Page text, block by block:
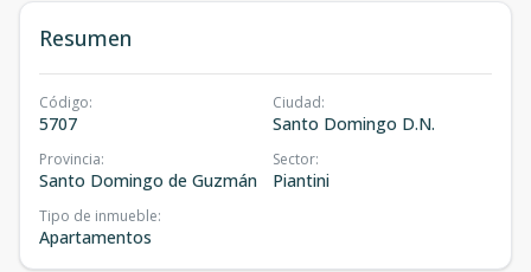
Resumen
Código:
5707
Ciudad:
Santo Domingo D.N.
Provincia:
Santo Domingo de Guzmán
Sector:
Piantini
Tipo de inmueble:
Apartamentos